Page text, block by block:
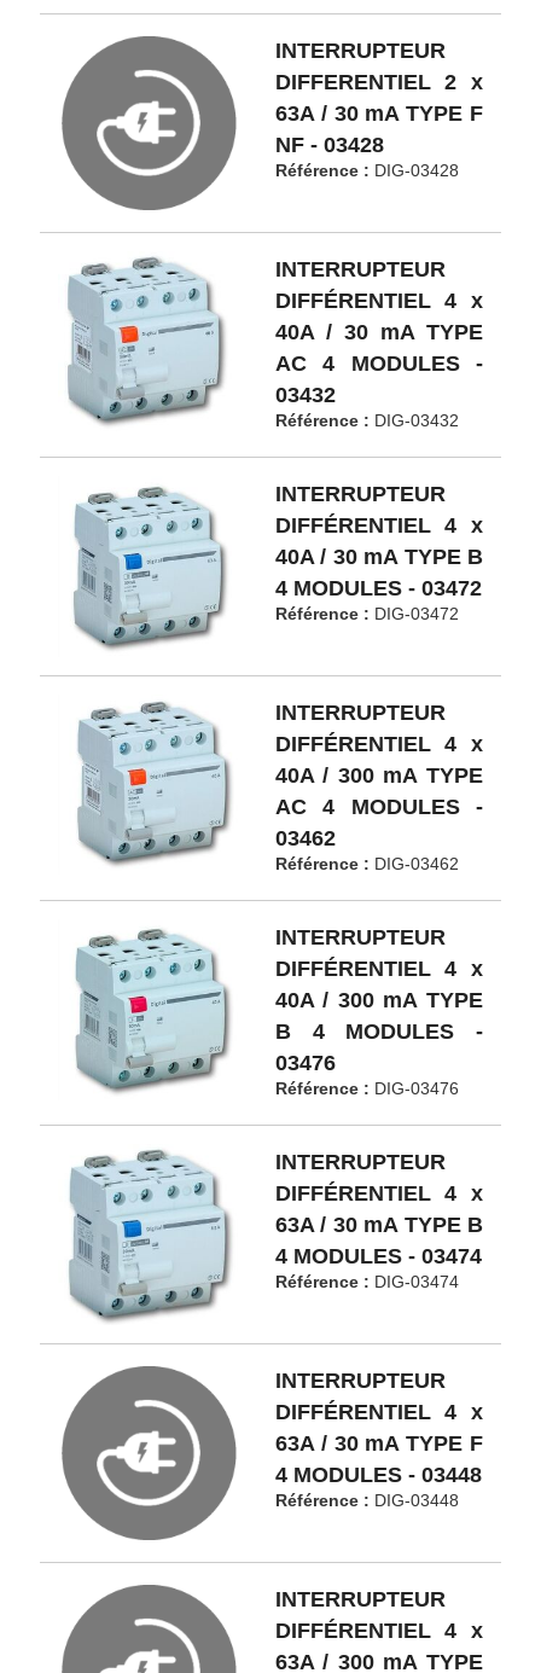
INTERRUPTEUR
DIFFERENTIEL 2 x
63A / 30 mA TYPE F
NF - 03428
Référence : DIG-03428
INTERRUPTEUR
DIFFÉRENTIEL 4 x
40A / 30 mA TYPE
AC 4 MODULES -
03432
Référence : DIG-03432
INTERRUPTEUR
DIFFÉRENTIEL 4 x
40A / 30 mA TYPE B
4 MODULES - 03472
Référence : DIG-03472
INTERRUPTEUR
DIFFÉRENTIEL 4 x
40A / 300 mA TYPE
AC 4 MODULES -
03462
Référence : DIG-03462
INTERRUPTEUR
DIFFÉRENTIEL 4 x
40A / 300 mA TYPE
B 4 MODULES -
03476
Référence : DIG-03476
INTERRUPTEUR
DIFFÉRENTIEL 4 x
63A / 30 mA TYPE B
4 MODULES - 03474
Référence : DIG-03474
INTERRUPTEUR
DIFFÉRENTIEL 4 x
63A / 30 mA TYPE F
4 MODULES - 03448
Référence : DIG-03448
INTERRUPTEUR
DIFFÉRENTIEL 4 x
63A / 300 mA TYPE